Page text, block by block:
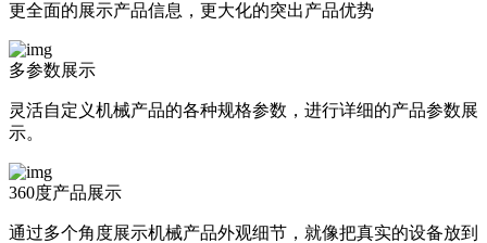
更全面的展示产品信息，更大化的突出产品优势
多参数展示
灵活自定义机械产品的各种规格参数，进行详细的产品参数展
示。
360度产品展示
通过多个角度展示机械产品外观细节，就像把真实的设备放到